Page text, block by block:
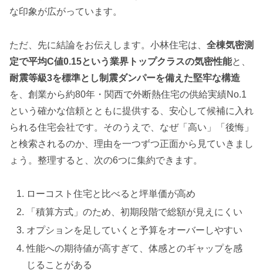
な印象が広がっています。
ただ、先に結論をお伝えします。小林住宅は、 全棟気密測
定で平均C値0.15という業界トップクラスの気密性能と、
耐震等級3を標準とし制震ダンパーを備えた堅牢な構造
を、創業から約80年・関西で外断熱住宅の供給実績No.1
という確かな信頼とともに提供する、安心して候補に入れ
られる住宅会社です。そのうえで、なぜ「高い」「後悔」
と検索されるのか、理由を一つずつ正面から見ていきまし
ょう。整理すると、次の6つに集約できます。
ローコスト住宅と比べると坪単価が高め
「積算方式」のため、初期段階で総額が見えにくい
オプションを足していくと予算をオーバーしやすい
性能への期待値が高すぎて、体感とのギャップを感
じることがある